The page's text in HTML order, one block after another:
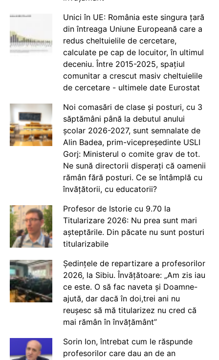
Unici în UE: România este singura țară
din întreaga Uniune Europeană care a
redus cheltuielile de cercetare,
calculate pe cap de locuitor, în ultimul
deceniu. Între 2015-2025, spațiul
comunitar a crescut masiv cheltuielile
de cercetare - ultimele date Eurostat
Noi comasări de clase și posturi, cu 3
săptămâni până la debutul anului
școlar 2026-2027, sunt semnalate de
Alin Badea, prim-vicepreședinte USLI
Gorj: Ministerul o comite grav de tot.
Ne sună directorii disperați că oamenii
rămân fără posturi. Ce se întâmplă cu
învățătorii, cu educatorii?
Profesor de Istorie cu 9.70 la
Titularizare 2026: Nu prea sunt mari
așteptările. Din păcate nu sunt posturi
titularizabile
Ședințele de repartizare a profesorilor
2026, la Sibiu. Învățătoare: „Am zis iau
ce este. O să fac naveta și Doamne-
ajută, dar dacă în doi,trei ani nu
reușesc să mă titularizez nu cred că
mai rămân în învățământ”
Sorin Ion, întrebat cum le răspunde
profesorilor care dau an de an